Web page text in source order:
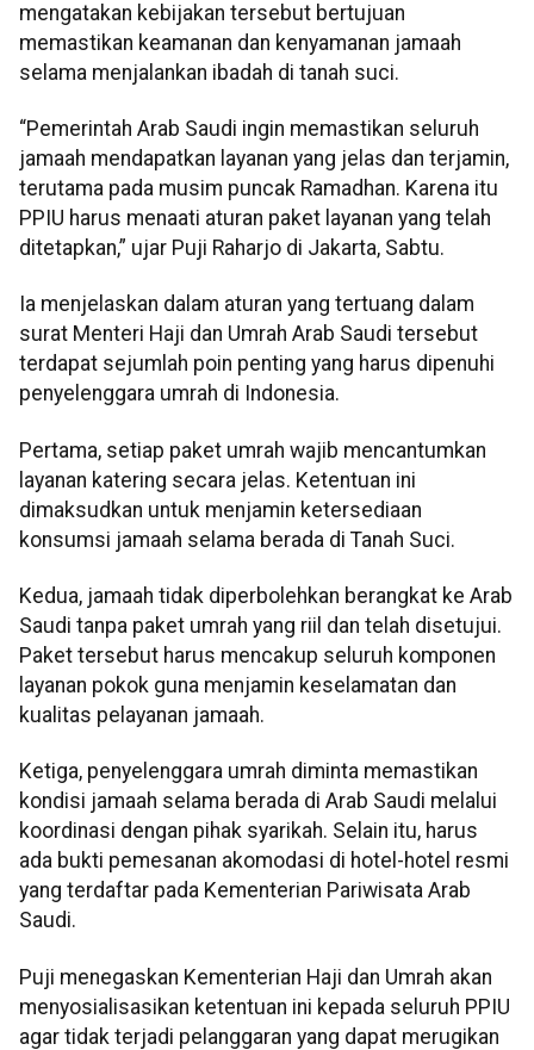
mengatakan kebijakan tersebut bertujuan
memastikan keamanan dan kenyamanan jamaah
selama menjalankan ibadah di tanah suci.
“Pemerintah Arab Saudi ingin memastikan seluruh
jamaah mendapatkan layanan yang jelas dan terjamin,
terutama pada musim puncak Ramadhan. Karena itu
PPIU harus menaati aturan paket layanan yang telah
ditetapkan,” ujar Puji Raharjo di Jakarta, Sabtu.
Ia menjelaskan dalam aturan yang tertuang dalam
surat Menteri Haji dan Umrah Arab Saudi tersebut
terdapat sejumlah poin penting yang harus dipenuhi
penyelenggara umrah di Indonesia.
Pertama, setiap paket umrah wajib mencantumkan
layanan katering secara jelas. Ketentuan ini
dimaksudkan untuk menjamin ketersediaan
konsumsi jamaah selama berada di Tanah Suci.
Kedua, jamaah tidak diperbolehkan berangkat ke Arab
Saudi tanpa paket umrah yang riil dan telah disetujui.
Paket tersebut harus mencakup seluruh komponen
layanan pokok guna menjamin keselamatan dan
kualitas pelayanan jamaah.
Ketiga, penyelenggara umrah diminta memastikan
kondisi jamaah selama berada di Arab Saudi melalui
koordinasi dengan pihak syarikah. Selain itu, harus
ada bukti pemesanan akomodasi di hotel-hotel resmi
yang terdaftar pada Kementerian Pariwisata Arab
Saudi.
Puji menegaskan Kementerian Haji dan Umrah akan
menyosialisasikan ketentuan ini kepada seluruh PPIU
agar tidak terjadi pelanggaran yang dapat merugikan